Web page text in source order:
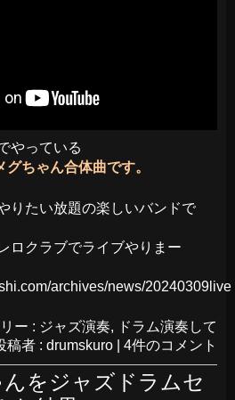
やっている
ちゃん合体曲です。
りたい放題の楽しいバンドで
ロクラブでライブやりまー
archives/news/20240309live
ー : ジャズ演奏, ドラム演奏して
稿者 : drumskuro 4件のコメント
をジャズドラムセ